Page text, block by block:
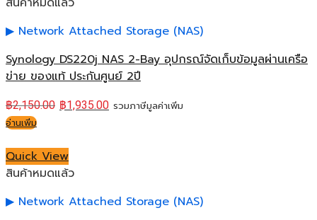
Network Attached Storage (NAS)
Synology DS220j NAS 2-Bay อุปกรณ์จัดเก็บข้อมูลผ่านเครือ
ข่าย ของแท้ ประกันศูนย์ 2ปี
฿2,150.00 ฿1,935.00 รวมภาษีมูลค่าเพิ่ม
อ่านเพิ่ม
Quick View
สินค้าหมดแล้ว
Network Attached Storage (NAS)